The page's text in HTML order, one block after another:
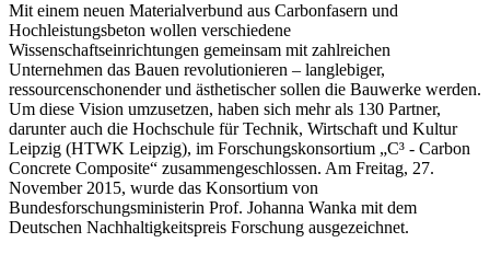
Mit einem neuen Materialverbund aus Carbonfasern und
Hochleistungsbeton wollen verschiedene
Wissenschaftseinrichtungen gemeinsam mit zahlreichen
Unternehmen das Bauen revolutionieren – langlebiger,
ressourcenschonender und ästhetischer sollen die Bauwerke werden.
Um diese Vision umzusetzen, haben sich mehr als 130 Partner,
darunter auch die Hochschule für Technik, Wirtschaft und Kultur
Leipzig (HTWK Leipzig), im Forschungskonsortium „C³ - Carbon
Concrete Composite“ zusammengeschlossen. Am Freitag, 27.
November 2015, wurde das Konsortium von
Bundesforschungsministerin Prof. Johanna Wanka mit dem
Deutschen Nachhaltigkeitspreis Forschung ausgezeichnet.